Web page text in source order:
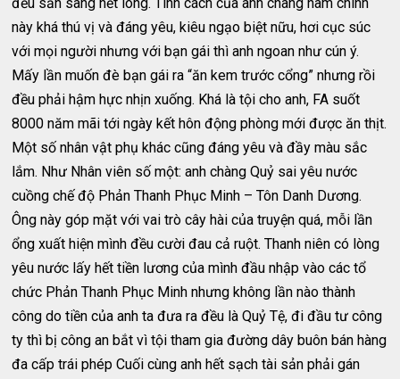
này khá thú vị và đáng yêu, kiêu ngạo biệt nữu, hơi cục súc
với mọi người nhưng với bạn gái thì anh ngoan như cún ý.
Mấy lần muốn đè bạn gái ra “ăn kem trước cổng” nhưng rồi
đều phải hậm hực nhịn xuống. Khá là tội cho anh, FA suốt
8000 năm mãi tới ngày kết hôn động phòng mới được ăn thịt.
Một số nhân vật phụ khác cũng đáng yêu và đầy màu sắc
lắm. Như Nhân viên số một: anh chàng Quỷ sai yêu nước
cuồng chế độ Phản Thanh Phục Minh – Tôn Danh Dương.
Ông này góp mặt với vai trò cây hài của truyện quá, mỗi lần
ổng xuất hiện mình đều cười đau cả ruột. Thanh niên có lòng
yêu nước lấy hết tiền lương của mình đầu nhập vào các tổ
chức Phản Thanh Phục Minh nhưng không lần nào thành
công do tiền của anh ta đưa ra đều là Quỷ Tệ, đi đầu tư công
ty thì bị công an bắt vì tội tham gia đường dây buôn bán hàng
đa cấp trái phép Cuối cùng anh hết sạch tài sản phải gán